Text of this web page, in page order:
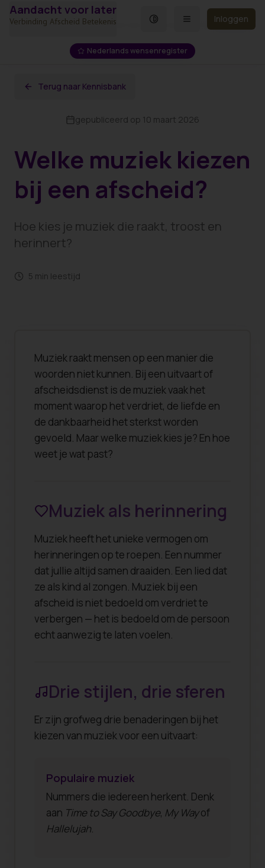
Spring naar hoofdinhoud
Aandacht voor later
Verbinding Afscheid Betekenis Inloggen
Nederlands wensenregister
Home Kennisbank Muziek kiezen bij een afscheid
Terug naar Kennisbank
gepubliceerd op 10 maart 2026
Welke muziek kiezen
bij een afscheid?
Hoe kies je muziek die raakt, troost en
herinnert?
5 min leestijd
Muziek raakt mensen op een manier die
woorden niet kunnen. Bij een uitvaart of
afscheidsdienst is de muziek vaak het
moment waarop het verdriet, de liefde en
de dankbaarheid het sterkst worden
gevoeld. Maar welke muziek kies je? En hoe
weet je wat past?
Muziek als herinnering
Muziek heeft het unieke vermogen om
herinneringen op te roepen. Een nummer
dat jullie altijd samen draaiden. Een lied dat
ze als kind al zongen. Muziek bij een
afscheid is niet bedoeld om verdriet te
verbergen — het is bedoeld om de persoon
echt aanwezig te laten voelen.
Drie stijlen, drie sferen
Er zijn grofweg drie benaderingen bij het
kiezen van muziek voor een uitvaart:
Populaire muziek
Nummers die iedereen herkent. Denk
aan Time to Say Goodbye, My Wayof
Hallelujah.